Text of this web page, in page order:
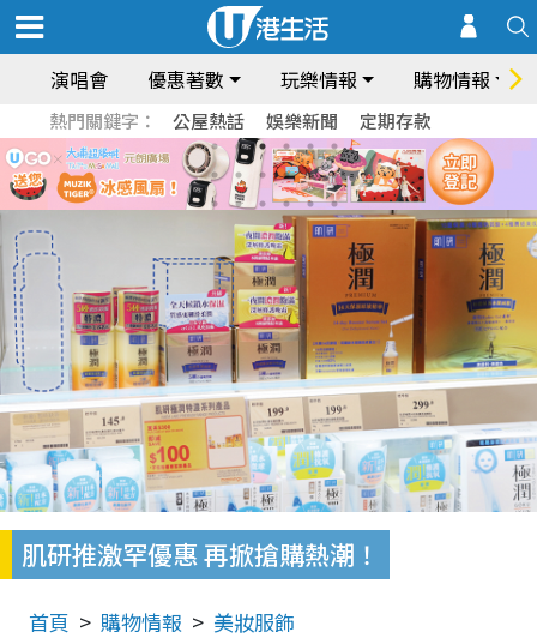
演唱會 優惠著數 玩樂情報 購物情報
熱門關鍵字： 公屋熱話 娛樂新聞 定期存款
肌研推激罕優惠 再掀搶購熱潮！
首頁 購物情報 美妝服飾